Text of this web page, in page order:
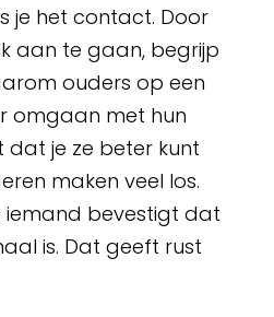
je het contact. Door
aan te gaan, begrijp
ouders op een
omgaan met hun
dat je ze beter kunt
maken veel los.
iemand bevestigt dat
is. Dat geeft rust